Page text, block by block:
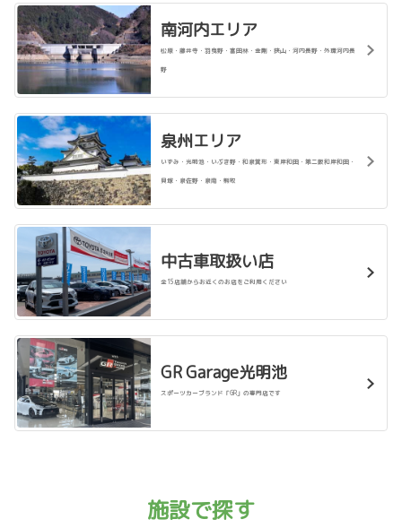
2025-11-19
良いこといっぱい！「Eトヨタアシスト
キャンペーン」
電気自動車（BEV・PHEV・FCEV）のご成約で
一律10万円を補助いたします！2025年12月28
日までの期間限定ですが、補助金がなくなり次
第終了となります。 ぜひこの機会に電気自動車をご検討ください。
在 補助進捗状況
詳しくはこちら
2025-11-19
NEW ハイラックス公開
詳しくはこちら
2025-11-17
岸和田消防署において「電気自動車等に
を使用して事故発生時の対応、電気自動車に関
する知識、技術の習得等に関する研修を実施しました。
南河内エリア
松原・藤井寺・羽曳野・富田林・金剛・狭山・河内長野・外環河内長
野
泉州エリア
いずみ・光明池・いぶき野・和泉箕形・東岸和田・第二阪和岸和田・
貝塚・泉佐野・泉南・熊取
中古車取扱い店
全15店舗からお近くのお店をご利用ください
GRGarage光明池
スポーツカーブランド「GR」の専門店です
施設で探す